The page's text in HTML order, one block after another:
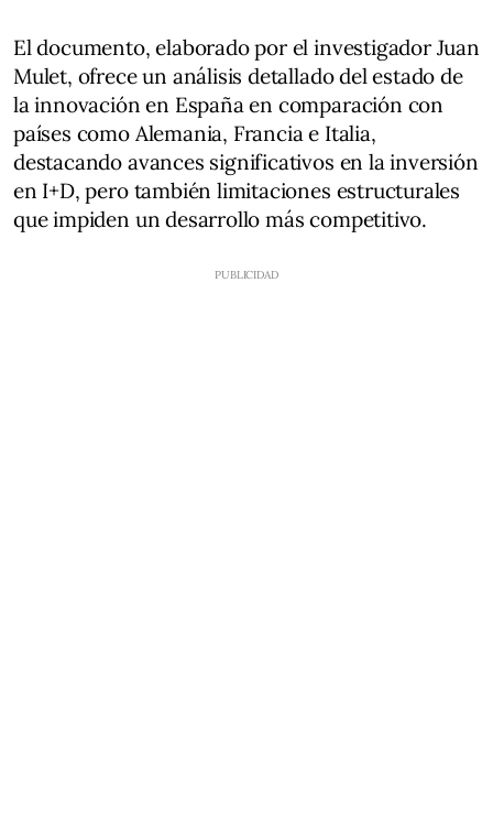
El documento, elaborado por el investigador Juan
Mulet, ofrece un análisis detallado del estado de
la innovación en España en comparación con
países como Alemania, Francia e Italia,
destacando avances significativos en la inversión
en I+D, pero también limitaciones estructurales
que impiden un desarrollo más competitivo.